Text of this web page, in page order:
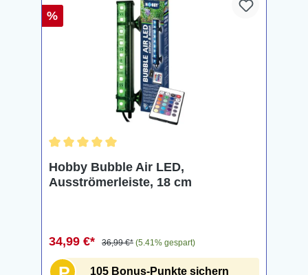
%
Hobby Bubble Air LED,
Ausströmerleiste, 18 cm
34,99 €* 36,99 €* (5.41% gespart)
105 Bonus-Punkte sichern